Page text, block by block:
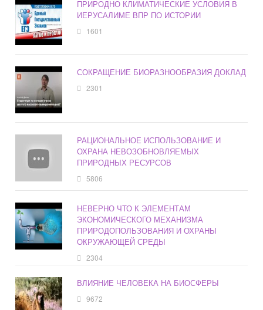
ПРИРОДНО КЛИМАТИЧЕСКИЕ УСЛОВИЯ В
ИЕРУСАЛИМЕ ВПР ПО ИСТОРИИ
1601
СОКРАЩЕНИЕ БИОРАЗНООБРАЗИЯ ДОКЛАД
2301
РАЦИОНАЛЬНОЕ ИСПОЛЬЗОВАНИЕ И
ОХРАНА НЕВОЗОБНОВЛЯЕМЫХ
ПРИРОДНЫХ РЕСУРСОВ
5806
НЕВЕРНО ЧТО К ЭЛЕМЕНТАМ
ЭКОНОМИЧЕСКОГО МЕХАНИЗМА
ПРИРОДОПОЛЬЗОВАНИЯ И ОХРАНЫ
ОКРУЖАЮЩЕЙ СРЕДЫ
2304
ВЛИЯНИЕ ЧЕЛОВЕКА НА БИОСФЕРЫ
9672